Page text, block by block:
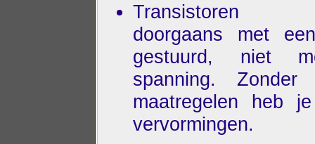
Transistoren
doorgaans met
gestuurd, niet
spanning. Zonder
maatregelen heb
vervormingen.